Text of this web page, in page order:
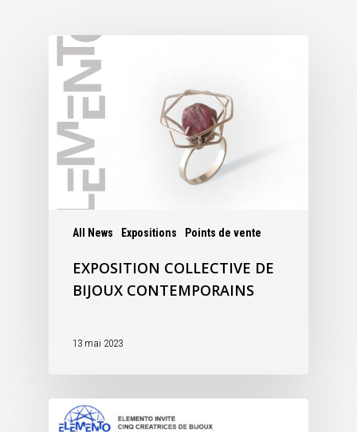
All News Expositions Points de vente
EXPOSITION COLLECTIVE DE
BIJOUX CONTEMPORAINS
13 mai 2023